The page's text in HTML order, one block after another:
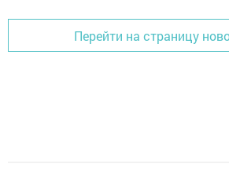
Перейти на страницу